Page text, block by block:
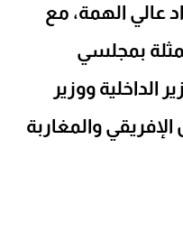
عالي الهمة، مع
بمجلسي
الداخلية ووزير
والمغاربة